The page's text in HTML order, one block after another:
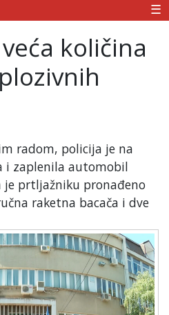
☰
količina
radom, policija je na
i zaplenila automobil
je prtljažniku pronađeno
raketna bacača i dve